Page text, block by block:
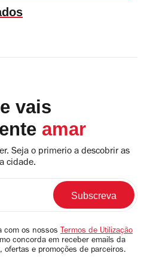
vais
amar
Seja o primerio a descobrir as
cidade.
com os nossos Termos de Utilização
concorda em receber emails da
ofertas e promoções de parceiros.